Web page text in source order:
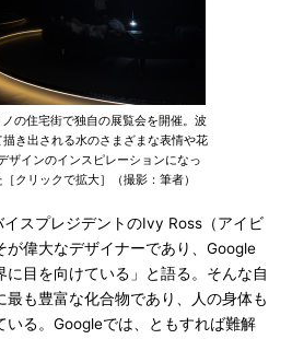
の住宅街で独自の展覧会を開催。波
き出される水のさまざまな表情や花
ザインのインスピレーションになっ
クリックで拡大］（撮影：筆者）
スプレジデントのIvy Ross（アイビ
が偉大なデザイナーであり、Google
目を向けている」と語る。そんな自
も豊富な化合物であり、人の身体も
いる。Googleでは、ともすれば難解